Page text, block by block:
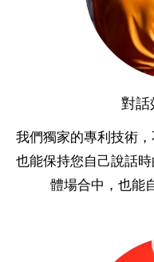
對話
我們獨家的專利技術
也能保持您自己說話
體場合中，也能